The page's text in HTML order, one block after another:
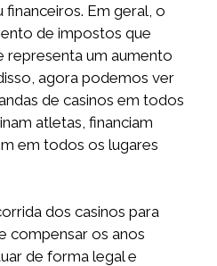
financeiros. Em geral, o
de impostos que
representa um aumento
agora podemos ver
de casinos em todos
atletas, financiam
em todos os lugares
dos casinos para
compensar os anos
de forma legal e